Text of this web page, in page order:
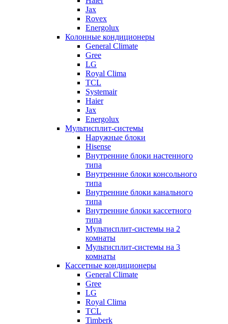
Jax
Rovex
Energolux
Колонные кондиционеры
General Climate
Gree
LG
Royal Clima
TCL
Systemair
Haier
Jax
Energolux
Мультисплит-системы
Наружные блоки
Hisense
Внутренние блоки настенного
типа
Внутренние блоки консольного
типа
Внутренние блоки канального
типа
Внутренние блоки кассетного
типа
Мультисплит-системы на 2
комнаты
Мультисплит-системы на 3
комнаты
Кассетные кондиционеры
General Climate
Gree
LG
Royal Clima
TCL
Timberk